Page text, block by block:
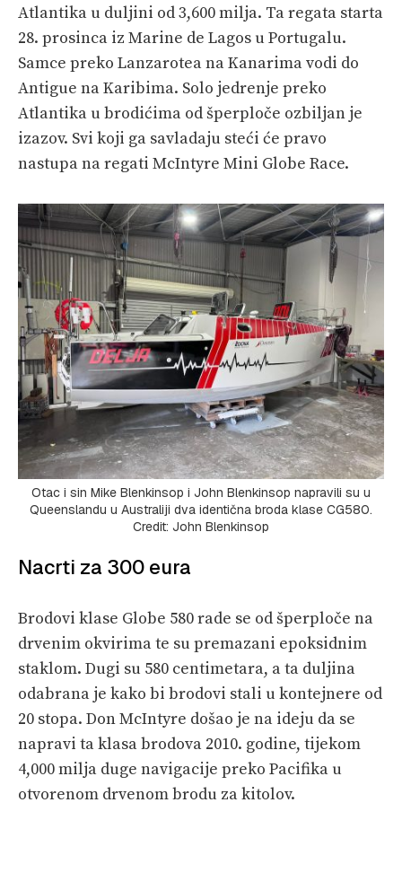
Atlantika u duljini od 3,600 milja. Ta regata starta
28. prosinca iz Marine de Lagos u Portugalu.
Samce preko Lanzarotea na Kanarima vodi do
Antigue na Karibima. Solo jedrenje preko
Atlantika u brodićima od šperploče ozbiljan je
izazov. Svi koji ga savladaju steći će pravo
nastupa na regati McIntyre Mini Globe Race.
Otac i sin Mike Blenkinsop i John Blenkinsop napravili su u
Queenslandu u Australiji dva identična broda klase CG580.
Credit: John Blenkinsop
Nacrti za 300 eura
Brodovi klase Globe 580 rade se od šperploče na
drvenim okvirima te su premazani epoksidnim
staklom. Dugi su 580 centimetara, a ta duljina
odabrana je kako bi brodovi stali u kontejnere od
20 stopa. Don McIntyre došao je na ideju da se
napravi ta klasa brodova 2010. godine, tijekom
4,000 milja duge navigacije preko Pacifika u
otvorenom drvenom brodu za kitolov.